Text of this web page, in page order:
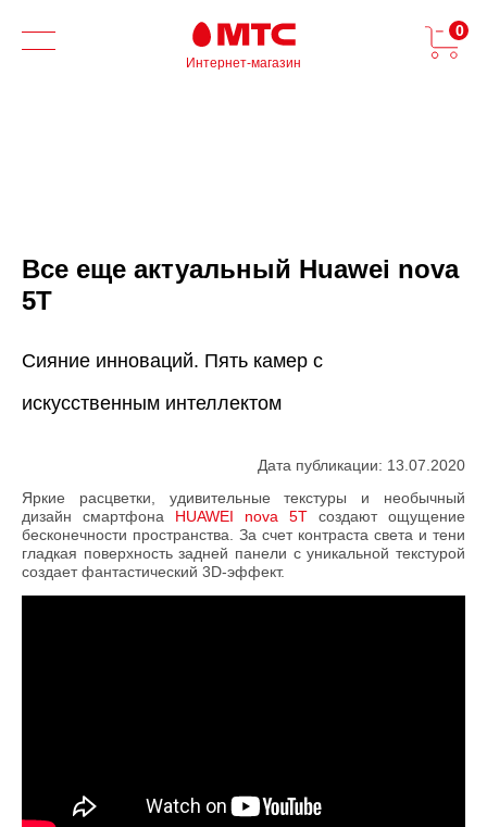
Интернет-магазин
0
Все еще актуальный Huawei nova
5T
Сияние инноваций. Пять камер с
искусственным интеллектом
Дата публикации: 13.07.2020
Яркие расцветки, удивительные текстуры и необычный
дизайн смартфона HUAWEI nova 5T создают ощущение
бесконечности пространства. За счет контраста света и тени
гладкая поверхность задней панели с уникальной текстурой
создает фантастический 3D-эффект.